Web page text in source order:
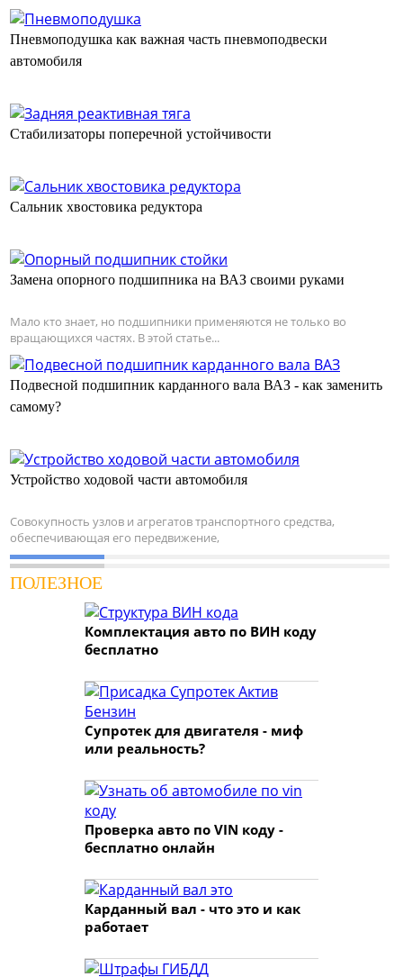
Пневмоподушка как важная часть пневмоподвески
автомобиля
Стабилизаторы поперечной устойчивости
Сальник хвостовика редуктора
Замена опорного подшипника на ВАЗ своими руками
Мало кто знает, но подшипники применяются не только во
вращающихся частях. В этой статье...
Подвесной подшипник карданного вала ВАЗ - как заменить
самому?
Устройство ходовой части автомобиля
Совокупность узлов и агрегатов транспортного средства,
обеспечивающая его передвижение,
ПОЛЕЗНОЕ
Комплектация авто по ВИН коду
бесплатно
Супротек для двигателя - миф
или реальность?
Проверка авто по VIN коду -
бесплатно онлайн
Карданный вал - что это и как
работает